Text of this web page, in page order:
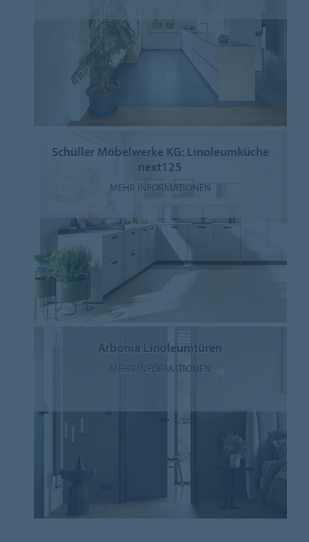
Schüller Möbelwerke KG: Linoleumküche
next125
MEHR INFORMATIONEN
Arbonia Linoleumtüren
MEHR INFORMATIONEN